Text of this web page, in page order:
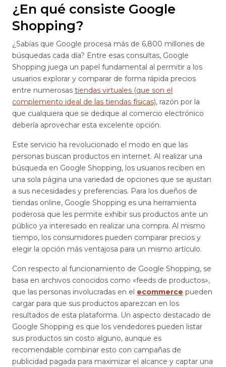
¿En qué consiste Google
Shopping?
¿Sabías que Google procesa más de 6,800 millones de
búsquedas cada día? Entre esas consultas, Google
Shopping juega un papel fundamental al permitir a los
usuarios explorar y comparar de forma rápida precios
entre numerosas tiendas virtuales (que son el
complemento ideal de las tiendas físicas), razón por la
que cualquiera que se dedique al comercio electrónico
debería aprovechar esta excelente opción.
Este servicio ha revolucionado el modo en que las
personas buscan productos en internet. Al realizar una
búsqueda en Google Shopping, los usuarios reciben en
una sola página una variedad de opciones que se ajustan
a sus necesidades y preferencias. Para los dueños de
tiendas online, Google Shopping es una herramienta
poderosa que les permite exhibir sus productos ante un
público ya interesado en realizar una compra. Al mismo
tiempo, los consumidores pueden comparar precios y
elegir la opción más ventajosa para un mismo artículo.
Con respecto al funcionamiento de Google Shopping, se
basa en archivos conocidos como «feeds de productos»,
que las personas involucradas en el ecommerce pueden
cargar para que sus productos aparezcan en los
resultados de esta plataforma. Un aspecto destacado de
Google Shopping es que los vendedores pueden listar
sus productos sin costo alguno, aunque es
recomendable combinar esto con campañas de
publicidad pagada para maximizar el alcance y captar una